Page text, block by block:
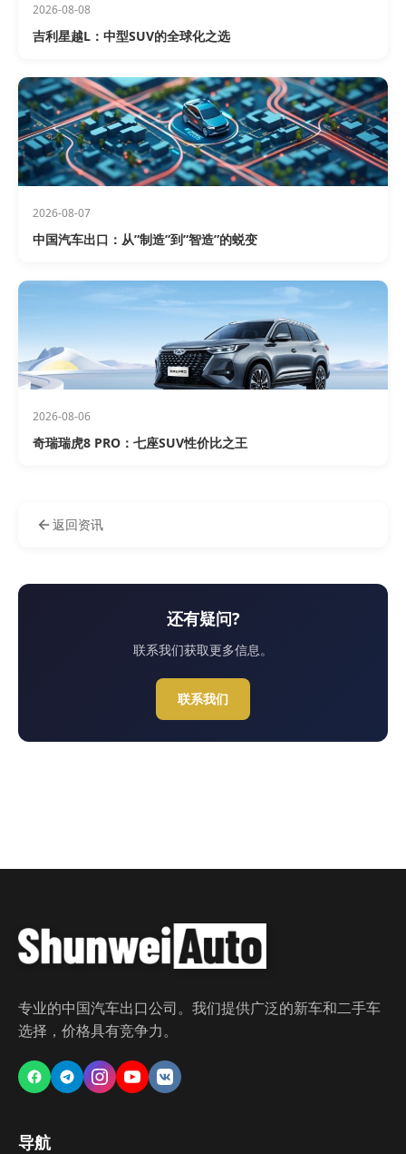
2026-08-08
吉利星越L：中型SUV的全球化之选
2026-08-07
中国汽车出口：从”制造”到”智造”的蜕变
2026-08-06
奇瑞瑞虎8 PRO：七座SUV性价比之王
返回资讯
还有疑问?
联系我们获取更多信息。
联系我们
专业的中国汽车出口公司。我们提供广泛的新车和二手车
选择，价格具有竞争力。
导航